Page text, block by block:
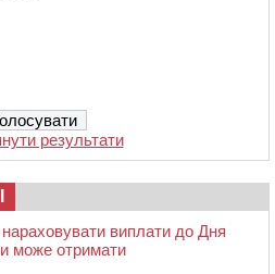
результати
виплати до Дня
може отримати